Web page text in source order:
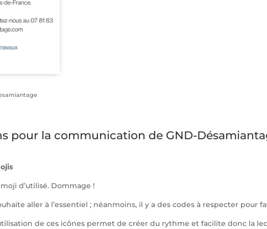
pour la communication de GND-
d’utilisé. Dommage !
aller à l’essentiel ; néanmoins, il y a des codes à respecter pour
de ces icônes permet de créer du rythme et facilite donc la